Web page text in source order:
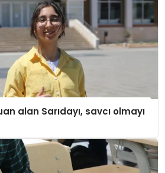
alan Sarıdayı, savcı olmayı